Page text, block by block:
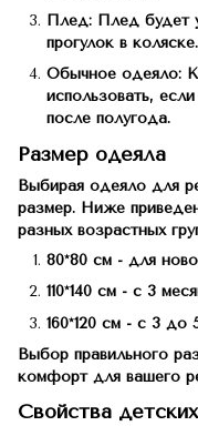
Плед: Плед будет
прогулок в коляске.
Обычное одеяло:
использовать,
после полугода.
Размер одеяла
Выбирая одеяло для
размер. Ниже
разных возрастных
80*80 см - для
110*140 см - с 3
160*120 см - с 3 до
Выбор правильного
комфорт для вашего
Свойства